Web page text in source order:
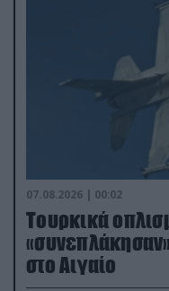
07.08.2026 | 00:02
Τουρκικά
στο Αιγαίο